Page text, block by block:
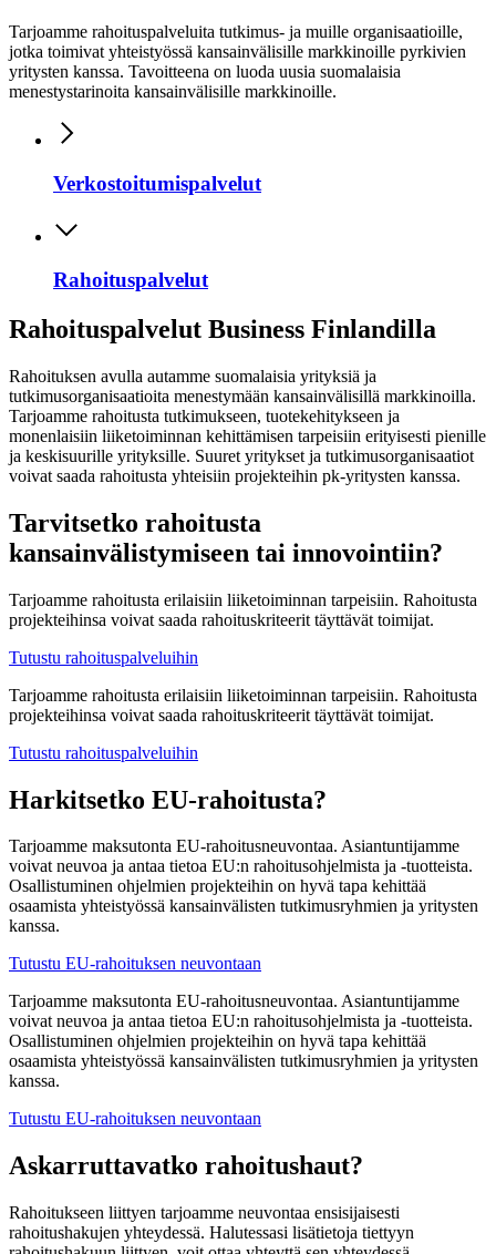
Tarjoamme rahoituspalveluita tutkimus- ja muille organisaatioille,
jotka toimivat yhteistyössä kansainvälisille markkinoille pyrkivien
yritysten kanssa. Tavoitteena on luoda uusia suomalaisia
menestystarinoita kansainvälisille markkinoille.
Verkostoitumispalvelut
Rahoituspalvelut
Rahoituspalvelut Business Finlandilla
Rahoituksen avulla autamme suomalaisia yrityksiä ja
tutkimusorganisaatioita menestymään kansainvälisillä markkinoilla.
Tarjoamme rahoitusta tutkimukseen, tuotekehitykseen ja
monenlaisiin liiketoiminnan kehittämisen tarpeisiin erityisesti pienille
ja keskisuurille yrityksille. Suuret yritykset ja tutkimusorganisaatiot
voivat saada rahoitusta yhteisiin projekteihin pk-yritysten kanssa.
Tarvitsetko rahoitusta
kansainvälistymiseen tai innovointiin?
Tarjoamme rahoitusta erilaisiin liiketoiminnan tarpeisiin. Rahoitusta
projekteihinsa voivat saada rahoituskriteerit täyttävät toimijat.
Tutustu rahoituspalveluihin
Tarjoamme rahoitusta erilaisiin liiketoiminnan tarpeisiin. Rahoitusta
projekteihinsa voivat saada rahoituskriteerit täyttävät toimijat.
Tutustu rahoituspalveluihin
Harkitsetko EU-rahoitusta?
Tarjoamme maksutonta EU-rahoitusneuvontaa. Asiantuntijamme
voivat neuvoa ja antaa tietoa EU:n rahoitusohjelmista ja -tuotteista.
Osallistuminen ohjelmien projekteihin on hyvä tapa kehittää
osaamista yhteistyössä kansainvälisten tutkimusryhmien ja yritysten
kanssa.
Tutustu EU-rahoituksen neuvontaan
Tarjoamme maksutonta EU-rahoitusneuvontaa. Asiantuntijamme
voivat neuvoa ja antaa tietoa EU:n rahoitusohjelmista ja -tuotteista.
Osallistuminen ohjelmien projekteihin on hyvä tapa kehittää
osaamista yhteistyössä kansainvälisten tutkimusryhmien ja yritysten
kanssa.
Tutustu EU-rahoituksen neuvontaan
Askarruttavatko rahoitushaut?
Rahoitukseen liittyen tarjoamme neuvontaa ensisijaisesti
rahoitushakujen yhteydessä. Halutessasi lisätietoja tiettyyn